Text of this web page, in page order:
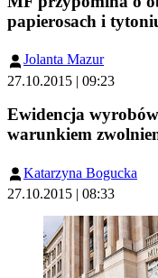
papierosach i
Jolanta Mazur
27.10.2015 | 09:23
Ewidencja
warunkiem
Katarzyna Bogucka
27.10.2015 | 08:33